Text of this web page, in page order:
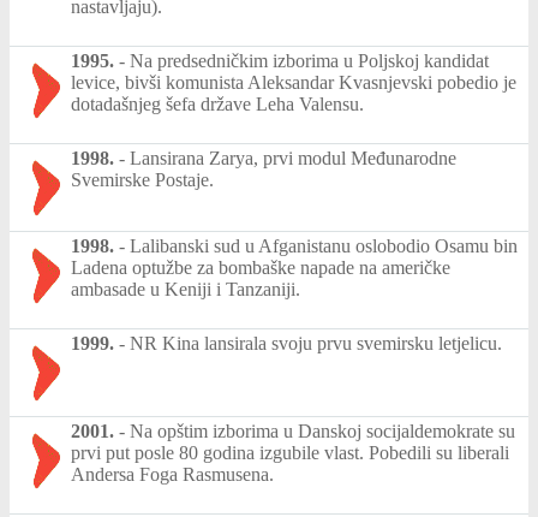
nastavljaju).
1995. - Na predsedničkim izborima u Poljskoj kandidat
levice, bivši komunista Aleksandar Kvasnjevski pobedio je
dotadašnjeg šefa države Leha Valensu.
1998. - Lansirana Zarya, prvi modul Međunarodne
Svemirske Postaje.
1998. - Lalibanski sud u Afganistanu oslobodio Osamu bin
Ladena optužbe za bombaške napade na američke
ambasade u Keniji i Tanzaniji.
1999. - NR Kina lansirala svoju prvu svemirsku letjelicu.
2001. - Na opštim izborima u Danskoj socijaldemokrate su
prvi put posle 80 godina izgubile vlast. Pobedili su liberali
Andersa Foga Rasmusena.